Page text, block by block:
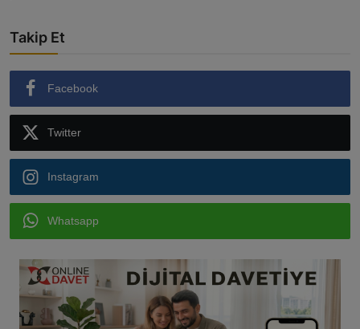
Takip Et
Facebook
Twitter
Instagram
Whatsapp